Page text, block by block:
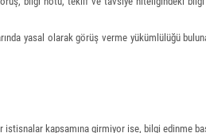
yasal olarak görüş verme yükümlülüğü
kapsamına girmiyor ise, bilgi edinme